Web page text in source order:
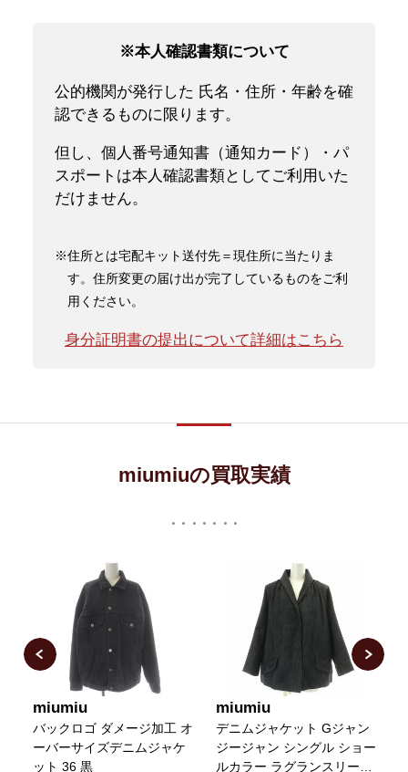
※本人確認書類について
公的機関が発行した 氏名・住所・年齢を確
認できるものに限ります。
但し、個人番号通知書（通知カード）・パ
スポートは本人確認書類としてご利用いた
だけません。
※住所とは宅配キット送付先＝現住所に当たりま
す。住所変更の届け出が完了しているものをご利
用ください。
身分証明書の提出について詳細はこちら
miumiuの買取実績
miumiu
バックロゴ ダメージ加工 オ
ーバーサイズデニムジャケ
ット 36 黒
miumiu
デニムジャケット Gジャン
ジージャン シングル ショー
ルカラー ラグランスリーブ